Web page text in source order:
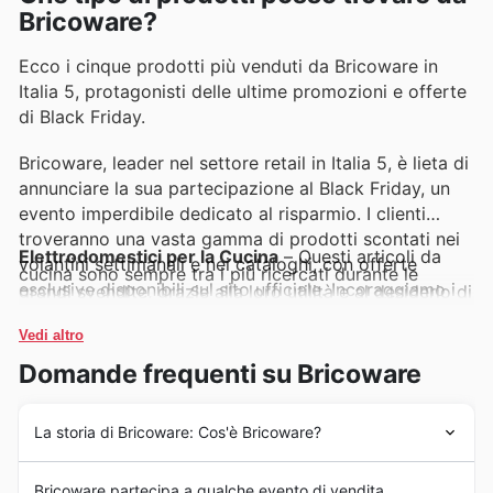
Bricoware?
Ecco i cinque prodotti più venduti da Bricoware in
Italia 5, protagonisti delle ultime promozioni e offerte
di Black Friday.
Bricoware, leader nel settore retail in Italia 5, è lieta di
annunciare la sua partecipazione al Black Friday, un
evento imperdibile dedicato al risparmio. I clienti
troveranno una vasta gamma di prodotti scontati nei
volantini settimanali e nei cataloghi, con offerte
esclusive disponibili sul sito ufficiale. Incoraggiamo i
aggiornati sulle nuove promozioni e le migliori offerte.
Elettrodomestici per la Cucina– Questi articoli da
cucina sono sempre tra i più ricercati durante le
grandi svendite, grazie alla loro utilità e al desiderio di
Black Friday includono spesso grandi elettrodomestici
a prezzi eccezionali, rendendoli una scelta popolare
per chi cerca qualità e convenienza.
Televisori e Tecnologia– Per gli appassionati di
durante il Black Friday. Le promozioni Bricoware
performanti a costi ridotti, facendone un prodotto di
punta nelle loro vendite stagionali.
Vedi altro
Domande frequenti su Bricoware
La storia di Bricoware: Cos'è Bricoware?